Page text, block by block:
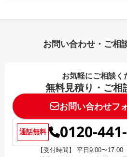
お問い合わせ・ご相
お気軽にご相談く
無料見積り・ご相
お問い合わせフ
通話無料 0120-
【受付時間】 平日9:00〜17:00